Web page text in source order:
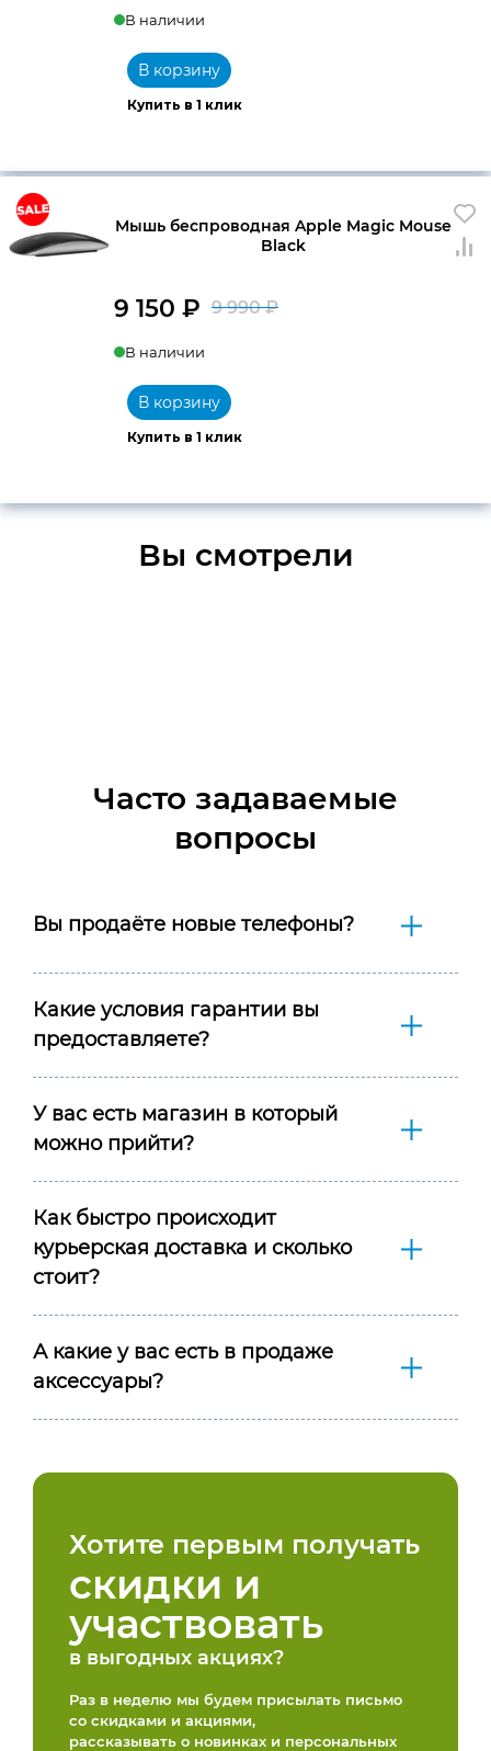
В наличии
Купить в 1 клик
В корзину
Мышь беспроводная Apple Magic Mouse
Black
9 990₽
9 150 ₽
В наличии
Купить в 1 клик
В корзину
Вы смотрели
Часто задаваемые
вопросы
Вы продаёте новые телефоны?
Какие условия гарантии вы
предоставляете?
У вас есть магазин в который
можно прийти?
Как быстро происходит
курьерская доставка и сколько
стоит?
А какие у вас есть в продаже
аксессуары?
Хотите первым получать
скидки и
участвовать
в выгодных акциях?
Раз в неделю мы будем присылать письмо
со скидками и акциями,
рассказывать о новинках и персональных